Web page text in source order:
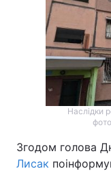
Наслідки
Згодом голова
Лисак